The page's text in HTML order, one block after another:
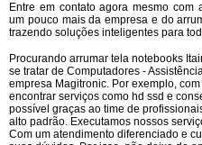
Entre em contato agora mesmo com
um pouco mais da empresa e do
trazendo soluções inteligentes para
Procurando arrumar tela notebooks
se tratar de Computadores -
empresa Magitronic. Por exemplo,
encontrar serviços como hd ssd e
possível graças ao time de
alto padrão. Executamos nossos
Com um atendimento diferenciado e